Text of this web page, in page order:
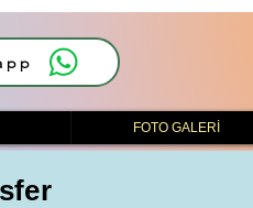
FOTO GALERİ